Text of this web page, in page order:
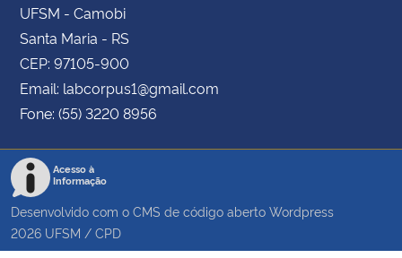
UFSM - Camobi
Santa Maria - RS
CEP: 97105-900
Email: labcorpus1@gmail.com
Fone: (55) 3220 8956
Acesso à
Informação
Desenvolvido com o CMS de código aberto Wordpress
2026 UFSM / CPD